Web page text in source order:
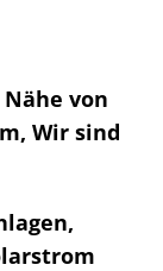
von
Wir sind